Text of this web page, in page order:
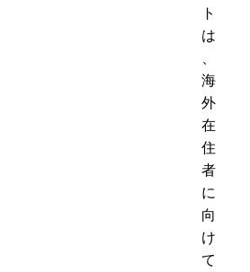
ト
は
海
外
在
住
者
に
向
け
て